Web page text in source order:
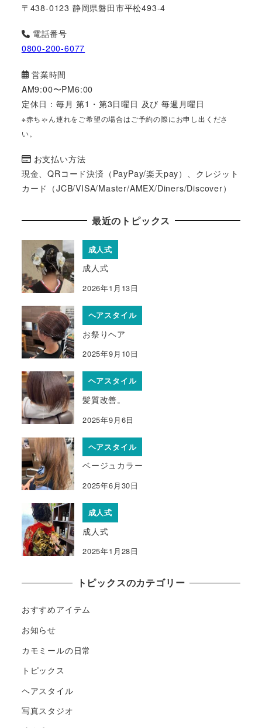
〒438-0123 静岡県磐田市平松493-4
電話番号
0800-200-6077
営業時間
AM9:00〜PM6:00
定休日：毎月 第1・第3日曜日 及び 毎週月曜日
※赤ちゃん連れをご希望の場合はご予約の際にお申し出くださ
い。
お支払い方法
現金、QRコード決済（PayPay/楽天pay）、クレジット
カード（JCB/VISA/Master/AMEX/Diners/Discover）
最近のトピックス
成人式
成人式
2026年1月13日
ヘアスタイル
お祭りヘア
2025年9月10日
ヘアスタイル
髪質改善。
2025年9月6日
ヘアスタイル
ベージュカラー
2025年6月30日
成人式
成人式
2025年1月28日
トピックスのカテゴリー
おすすめアイテム
お知らせ
カモミールの日常
トピックス
ヘアスタイル
写真スタジオ